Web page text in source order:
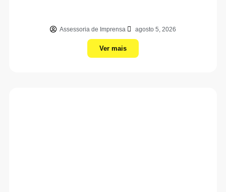
Assessoria de Imprensa agosto 5, 2026
Ver mais